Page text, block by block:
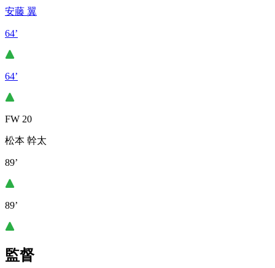
安藤 翼
64’
64’
FW 20
松本 幹太
89’
89’
監督